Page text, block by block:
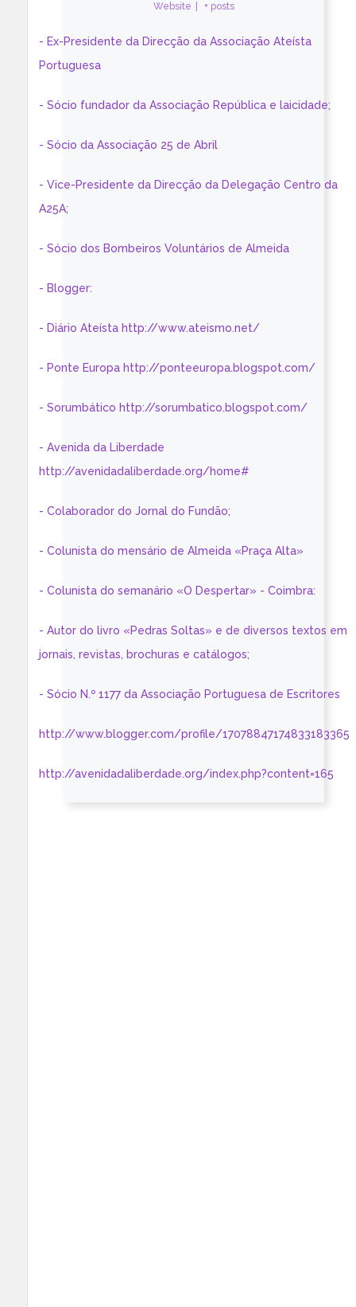
Website + posts
- Ex-Presidente da Direcção da Associação Ateísta
Portuguesa
- Sócio fundador da Associação República e laicidade;
- Sócio da Associação 25 de Abril
- Vice-Presidente da Direcção da Delegação Centro da
A25A;
- Sócio dos Bombeiros Voluntários de Almeida
- Blogger:
- Diário Ateísta http://www.ateismo.net/
- Ponte Europa http://ponteeuropa.blogspot.com/
- Sorumbático http://sorumbatico.blogspot.com/
- Avenida da Liberdade
http://avenidadaliberdade.org/home#
- Colaborador do Jornal do Fundão;
- Colunista do mensário de Almeida «Praça Alta»
- Colunista do semanário «O Despertar» - Coimbra:
- Autor do livro «Pedras Soltas» e de diversos textos em
jornais, revistas, brochuras e catálogos;
- Sócio N.º 1177 da Associação Portuguesa de Escritores
http://www.blogger.com/profile/17078847174833183365
http://avenidadaliberdade.org/index.php?content=165